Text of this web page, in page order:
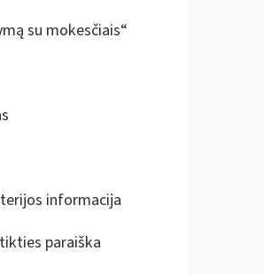
su mokesčiais“
informacija
paraiška